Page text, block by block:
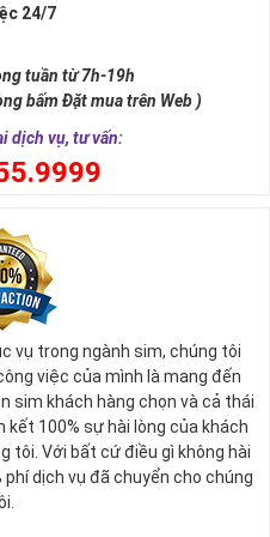
vậy, số 5 đứng giữa dãy số
(Kim – Mộc – Thủy – Hỏa –
- Lễ - Trí – Tín), trong cuộc sống
Ninh). Đó là 5 yếu tố cho cuộc
bởi vậy, các chuyên gia
trong cuộc sống, sự nghiệp để
vị trí cao nhất.
24/7
tuần từ 7h-19h
bấm Đặt mua trên Web )
dịch vụ, tư vấn:
vụ trong ngành sim, chúng tôi
việc của mình là mang đến
sim khách hàng chọn và cả thái
100% sự hài lòng của khách
tôi. Với bất cứ điều gì không hài
dịch vụ đã chuyển cho chúng